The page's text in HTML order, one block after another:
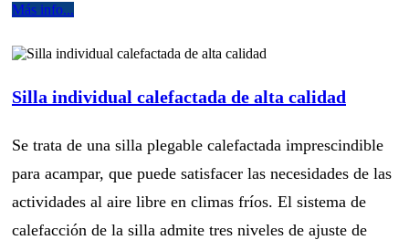
Más info...
Silla individual calefactada de alta calidad
Se trata de una silla plegable calefactada imprescindible
para acampar, que puede satisfacer las necesidades de las
actividades al aire libre en climas fríos. El sistema de
calefacción de la silla admite tres niveles de ajuste de